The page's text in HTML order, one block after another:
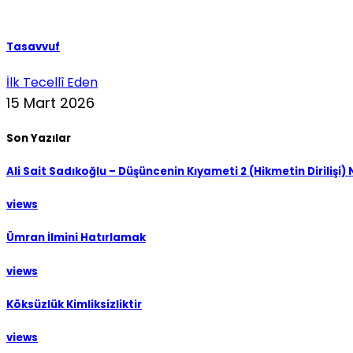
Tasavvuf
İlk Tecellî Eden
15 Mart 2026
Son Yazılar
Ali Sait Sadıkoğlu – Düşüncenin Kıyameti 2 (Hikmetin Dirilişi)
views
Ümran İlmini Hatırlamak
views
Köksüzlük Kimliksizliktir
views